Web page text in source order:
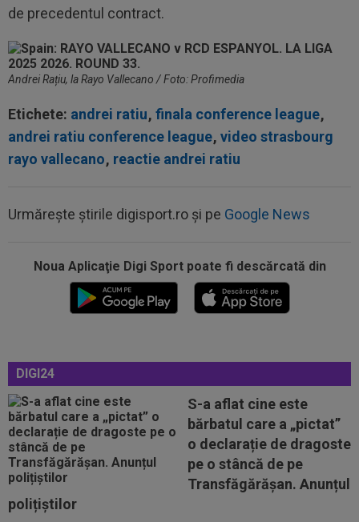
de precedentul contract.
Andrei Rațiu, la Rayo Vallecano / Foto: Profimedia
Etichete: andrei ratiu, finala conference league,
andrei ratiu conference league, video strasbourg
rayo vallecano, reactie andrei ratiu
Urmărește știrile digisport.ro și pe Google News
Noua Aplicaţie Digi Sport poate fi descărcată din
DIGI24
S-a aflat cine este
bărbatul care a „pictat”
o declarație de dragoste
pe o stâncă de pe
Transfăgărășan. Anunțul
polițiștilor
VIDEO
Ce coșmar: Alexi Pitu, scos pe targă
în UTA - Rapid, la 42 de zile de când a...
21:47
Din Tulcea, 5.000 de oamenii au lăsat Europa
cu ”gura căscată”: ”Am uimit...
21:44 OFICIAL
A fost prezentat în funcția de
antrenor al Italiei U16
23:18
L-a ”vrăjit” pe Pancu în 45 de minute: ”N-ai cum
să dai greș cu așa ceva” +...